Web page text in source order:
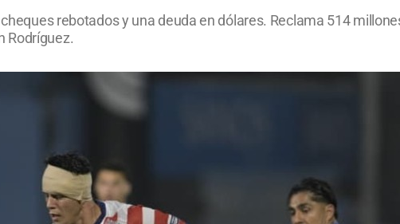
rebotados y una deuda en dólares. Reclama 514
Rodríguez.